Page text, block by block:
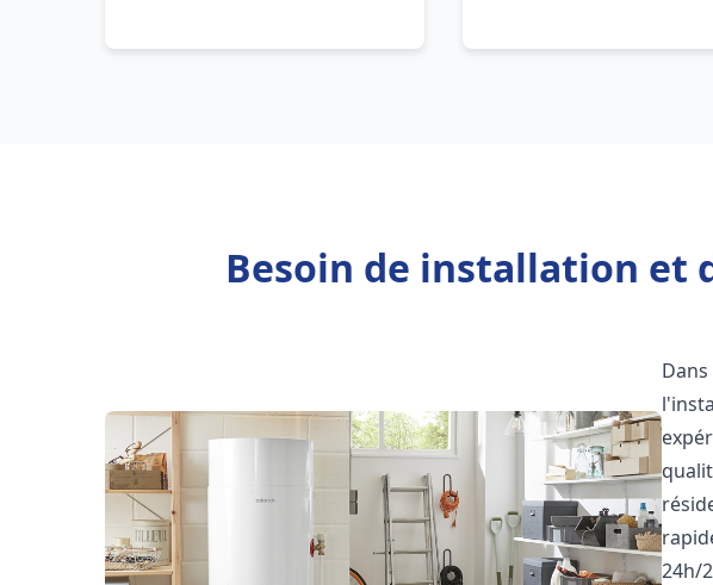
Besoin de installation et
24h/